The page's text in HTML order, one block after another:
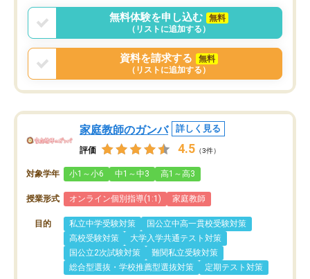
標を見つける事が出来ま
無料体験を申し込む
無料
（リストに追加する）
資料を請求する
無料
（リストに追加する）
家庭教師のガンバ 詳しく見る
評価 4.5 （3件）
対象学年 小1～小6 中1～中3 高1～高3
授業形式 オンライン個別指導(1:1) 家庭教師
目的 私立中学受験対策
国公立中高一貫校受験対策
高校受験対策
大学入学共通テスト対策
国公立2次試験対策
難関私立受験対策
総合型選抜・学校推薦型選抜対策
定期テスト対策